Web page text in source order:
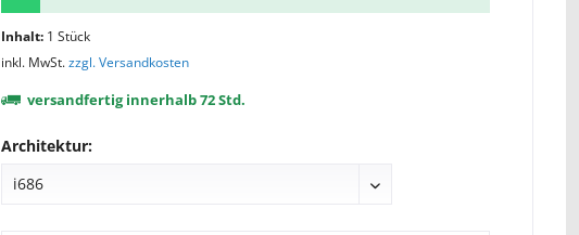
Inhalt: 1 Stück
inkl. MwSt.zzgl. Versandkosten
versandfertig innerhalb 72 Std.
Architektur: